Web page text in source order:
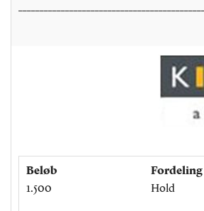
Beløb
1.500
Fordeling